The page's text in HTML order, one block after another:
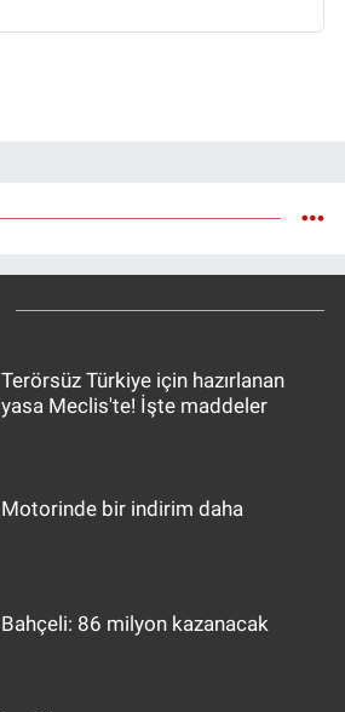
Terörsüz Türkiye için hazırlanan
yasa Meclis'te! İşte maddeler
Motorinde bir indirim daha
Bahçeli: 86 milyon kazanacak